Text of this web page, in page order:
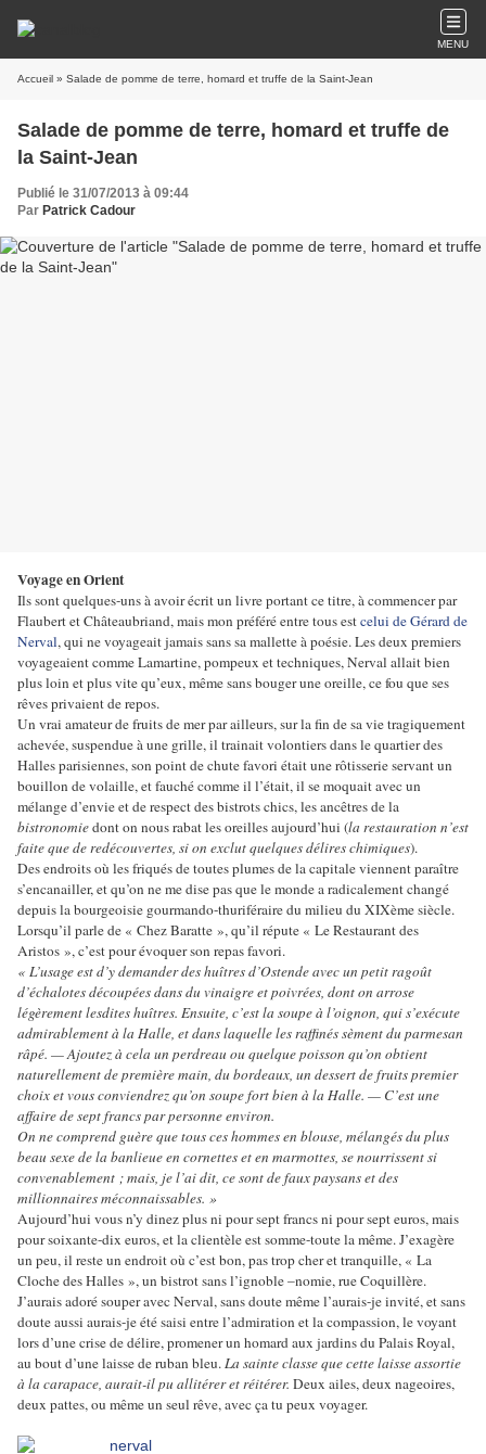
MENU
Accueil » Salade de pomme de terre, homard et truffe de la Saint-Jean
Salade de pomme de terre, homard et truffe de
la Saint-Jean
Publié le 31/07/2013 à 09:44
Par Patrick Cadour
Voyage en Orient
Ils sont quelques-uns à avoir écrit un livre portant ce titre, à commencer par
Flaubert et Châteaubriand, mais mon préféré entre tous estcelui de Gérard de
Nerval, qui ne voyageait jamais sans sa mallette à poésie. Les deux premiers
voyageaient comme Lamartine, pompeux et techniques, Nerval allait bien
plus loin et plus vite qu’eux, même sans bouger une oreille, ce fou que ses
rêves privaient de repos.
Un vrai amateur de fruits de mer par ailleurs, sur la fin de sa vie tragiquement
achevée, suspendue à une grille, il trainait volontiers dans le quartier des
Halles parisiennes, son point de chute favori était une rôtisserie servant un
bouillon de volaille, et fauché comme il l’était, il se moquait avec un
mélange d’envie et de respect des bistrots chics, les ancêtres de la
bistronomiedont on nous rabat les oreilles aujourd’hui (la restauration n’est
faite que de redécouvertes, si on exclut quelques délires chimiques).
Des endroits où les friqués de toutes plumes de la capitale viennent paraître
s’encanailler, et qu’on ne me dise pas que le monde a radicalement changé
depuis la bourgeoisie gourmando-thuriféraire du milieu du XIXème siècle.
Lorsqu’il parle de « Chez Baratte », qu’il répute « Le Restaurant des
Aristos », c’est pour évoquer son repas favori.
« L’usage est d’y demander des huîtres d’Ostende avec un petit ragoût
d’échalotes découpées dans du vinaigre et poivrées, dont on arrose
légèrement lesdites huîtres. Ensuite, c’est la soupe à l’oignon, qui s’exécute
admirablement à la Halle, et dans laquelle les raffinés sèment du parmesan
râpé. — Ajoutez à cela un perdreau ou quelque poisson qu’on obtient
naturellement de première main, du bordeaux, un dessert de fruits premier
choix et vous conviendrez qu’on soupe fort bien à la Halle. — C’est une
affaire de sept francs par personne environ.
On ne comprend guère que tous ces hommes en blouse, mélangés du plus
beau sexe de la banlieue en cornettes et en marmottes, se nourrissent si
convenablement ; mais, je l’ai dit, ce sont de faux paysans et des
millionnaires méconnaissables. »
Aujourd’hui vous n’y dinez plus ni pour sept francs ni pour sept euros, mais
pour soixante-dix euros, et la clientèle est somme-toute la même. J’exagère
un peu, il reste un endroit où c’est bon, pas trop cher et tranquille, « La
Cloche des Halles », un bistrot sans l’ignoble –nomie, rue Coquillère.
J’aurais adoré souper avec Nerval, sans doute même l’aurais-je invité, et sans
doute aussi aurais-je été saisi entre l’admiration et la compassion, le voyant
lors d’une crise de délire, promener un homard aux jardins du Palais Royal,
au bout d’une laisse de ruban bleu.La sainte classe que cette laisse assortie
à la carapace, aurait-il pu allitérer et réitérer. Deux ailes, deux nageoires,
deux pattes, ou même un seul rêve, avec ça tu peux voyager.